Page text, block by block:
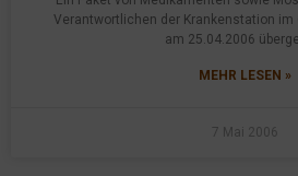
Verantwortlichen der Krankenstation im
am 25.04.2006
MEHR LESEN »
7 Mai 2006